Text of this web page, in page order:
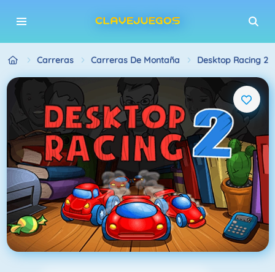
Carreras Carreras De Montaña Desktop Racing 2